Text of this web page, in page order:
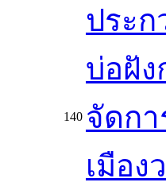
140
ประ
บ่อฝั
จัดก
เมือ